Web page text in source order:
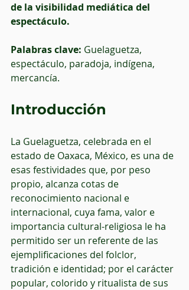
de la visibilidad mediática del
espectáculo.
Palabras clave: Guelaguetza,
espectáculo, paradoja, indígena,
mercancía.
Introducción
La Guelaguetza, celebrada en el
estado de Oaxaca, México, es una de
esas festividades que, por peso
propio, alcanza cotas de
reconocimiento nacional e
internacional, cuya fama, valor e
importancia cultural-religiosa le ha
permitido ser un referente de las
ejemplificaciones del folclor,
tradición e identidad; por el carácter
popular, colorido y ritualista de sus